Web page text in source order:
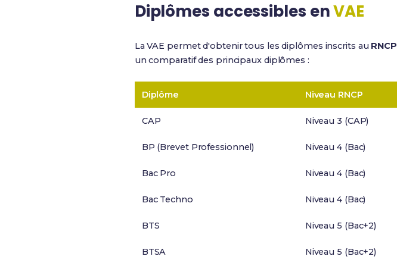
Diplômes accessibles enVAE
La VAE permet d'obtenir tous les diplômes inscrits au RNCP
un comparatif des principaux diplômes :
Diplôme Niveau RNCP
CAP Niveau 3 (CAP)
BP (Brevet Professionnel) Niveau 4 (Bac)
Bac Pro Niveau 4 (Bac)
Bac Techno Niveau 4 (Bac)
BTS Niveau 5 (Bac+2)
BTSA Niveau 5 (Bac+2)